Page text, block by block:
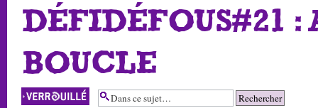
DÉFIDÉFOUS#21 :
BOUCLE
Sujet verrouillé